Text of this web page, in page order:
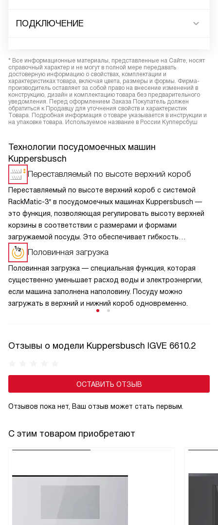
ПОДКЛЮЧЕНИЕ
* Все информационные материалы, представленные на Сайте, носят
справочный характер и не могут в полной мере передавать
достоверную информацию о свойствах, комплектации и
характеристиках товара, включая цвета, размеры и формы. Фирма-
производитель оставляет за собой право на внесение изменений в
конструкцию, дизайн и комплектацию товара без предварительного
уведомления. Перед оформлением Заказа Покупатель должен
обратиться к Продавцу для уточнения свойств и характеристик
Товара. Подробная информация о товаре указывается в инструкции и
на упаковке товара. Используемое название в России Купперсбуш
Технологии посудомоечных машин
Kuppersbusch
Переставляемый по высоте верхний короб
Переставляемый по высоте верхний короб с системой
RackMatic-3″ в посудомоечных машинах Kuppersbusch —
это функция, позволяющая регулировать высоту верхней
корзины в соответствии с размерами и формами
загружаемой посуды. Это обеспечивает гибкость
и удобство при загрузке, а также оптимизирует
использование пространства внутри машины.
Половинная загрузка
Половинная загрузка — специальная функция, которая
существенно уменьшает расход воды и электроэнергии,
если машина заполнена наполовину. Посуду можно
загружать в верхний и нижний короб одновременно.
Отзывы о модели Kuppersbusch IGVE 6610.2
ОСТАВИТЬ ОТЗЫВ
Отзывов пока нет, Ваш отзыв может стать первым.
С этим товаром приобретают